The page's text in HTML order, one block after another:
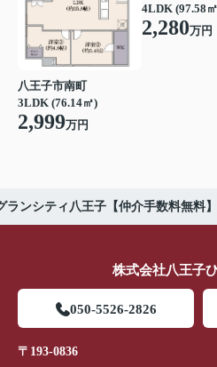
八王子市南町
3LDK (76.14㎡)
2,999万円
4LDK (97.58
2,280万円
ランシティ八王子【仲介手数料無料
株式会社八王子
050-5526-2826
〒193-0836